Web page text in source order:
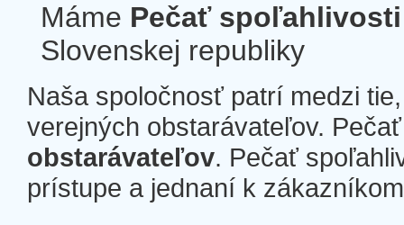
Máme Pečať spoľahlivosti
Slovenskej republiky
Naša spoločnosť patrí medzi
verejných obstarávateľov.
obstarávateľov. Pečať
prístupe a jednaní k